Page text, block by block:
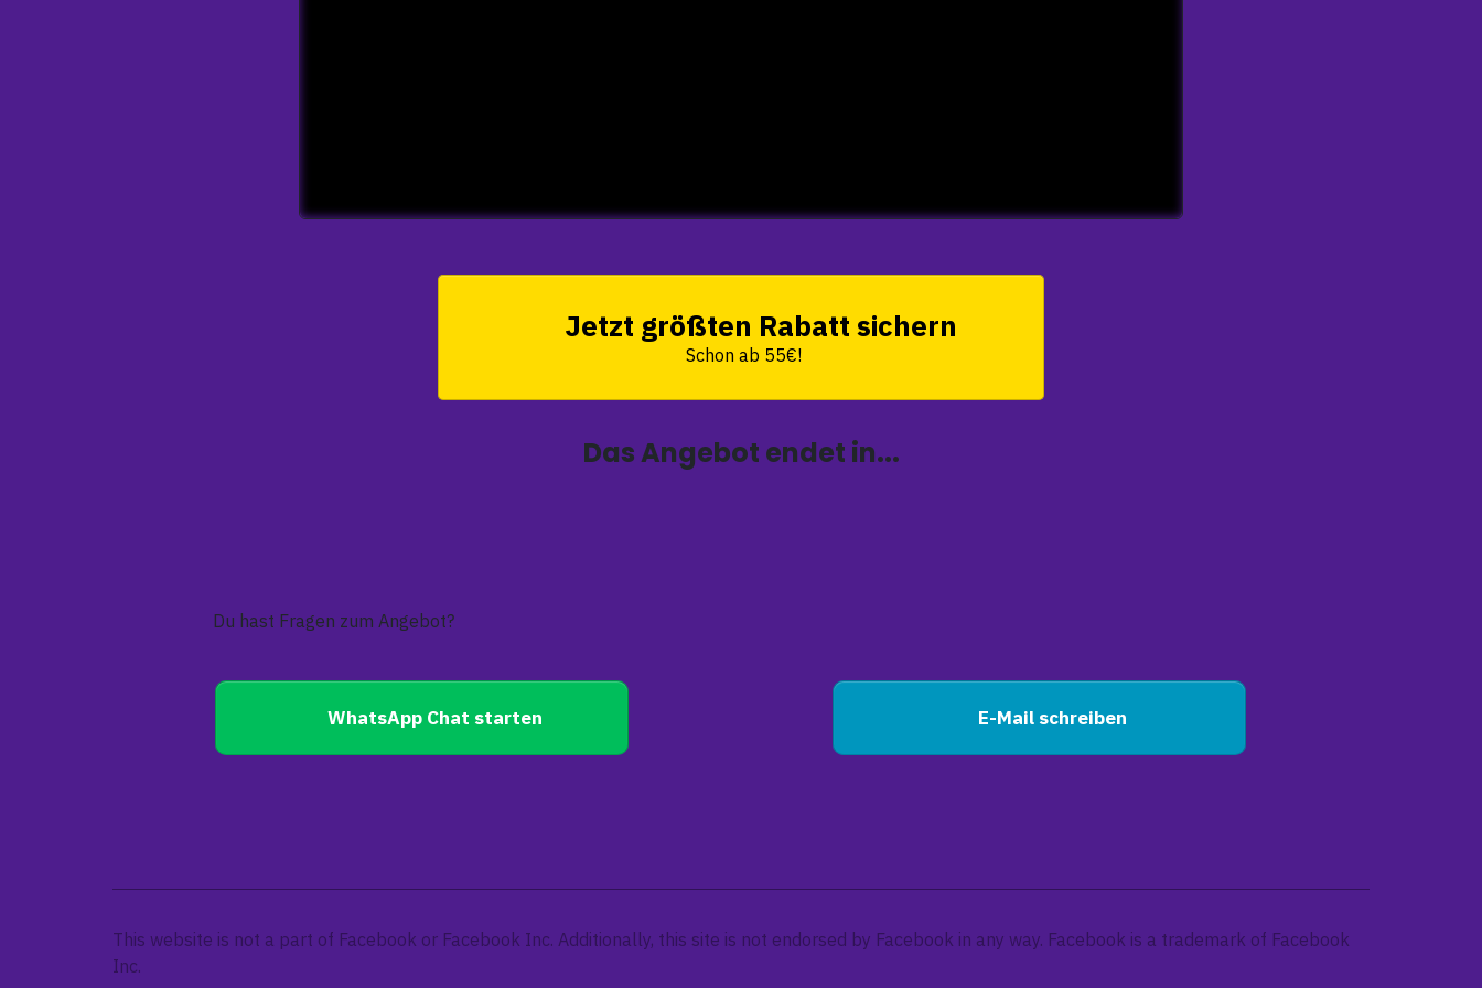
Jetzt größten Rabatt sichern
Schon ab 55€!
Das Angebot endet in...
Du hast Fragen zum Angebot?
WhatsApp Chat starten E-Mail schreiben
This website is not a part of Facebook or Facebook Inc. Additionally, this site is not endorsed by Facebook in any way. Facebook is a trademark of Facebook
Inc.